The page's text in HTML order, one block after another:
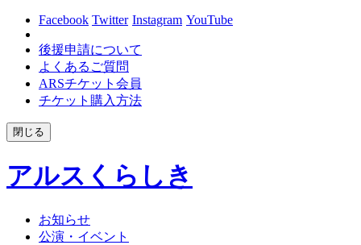
Facebook Twitter Instagram YouTube
後援申請について
よくあるご質問
ARSチケット会員
チケット購入方法
閉じる
アルスくらしき
お知らせ
公演・イベント